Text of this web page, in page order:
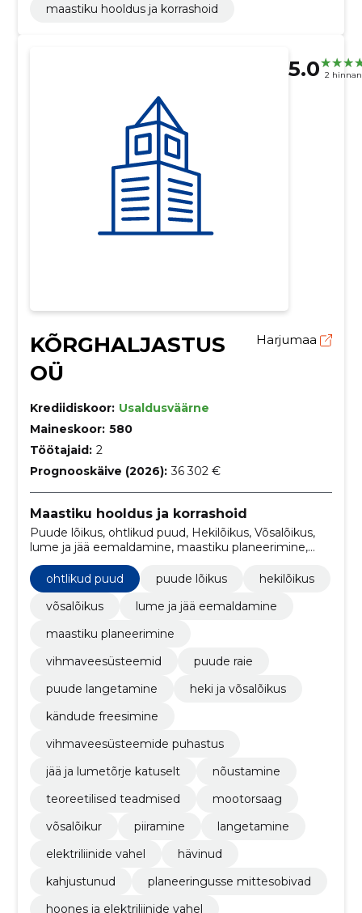
maastiku hooldus ja korrashoid
5.0 2
KÕRGHALJASTUS
OÜ
Harjumaa
Krediidiskoor: Usaldusväärne
Maineskoor: 580
Töötajaid: 2
Prognooskäive (2026): 36 302 €
Maastiku hooldus ja korrashoid
Puude lõikus, ohtlikud puud, Hekilõikus, Võsalõikus,
lume ja jää eemaldamine, maastiku planeerimine,
vihmaveesüsteemid, puude raie, puude langetamine,
heki ja võsalõikus
ohtlikud puud puude lõikus
hekilõikus
võsalõikus
lume ja jää eemaldamine
maastiku planeerimine
vihmaveesüsteemid
puude raie
puude langetamine
heki ja võsalõikus
kändude freesimine
vihmaveesüsteemide puhastus
jää ja lumetõrje katuselt
nõustamine
teoreetilised teadmised
mootorsaag
võsalõikur
piiramine
langetamine
elektriliinide vahel
hävinud
kahjustunud
planeeringusse mittesobivad
hoones ja elektriliinide vahel